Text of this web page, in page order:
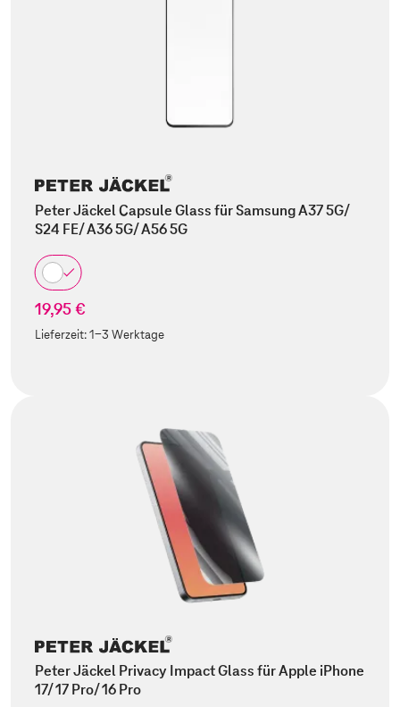
Peter Jäckel Capsule Glass für Samsung A37 5G/
S24 FE/ A36 5G/ A56 5G
19,95 €
Lieferzeit:1-3 Werktage
Peter Jäckel Privacy Impact Glass für Apple iPhone
17/ 17 Pro/ 16 Pro